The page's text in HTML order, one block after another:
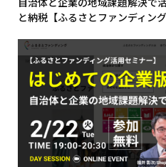
と納税【ふるさとファンディン